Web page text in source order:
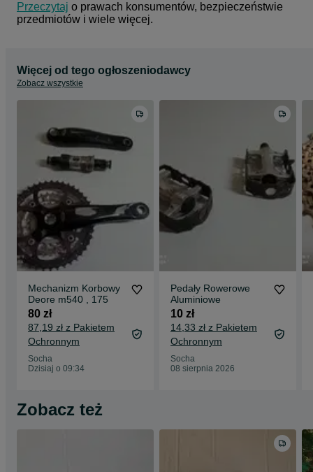
Przeczytaj o prawach konsumentów, bezpieczeństwie
przedmiotów i wiele więcej.
Więcej od tego ogłoszeniodawcy
Zobacz wszystkie
Mechanizm Korbowy
Deore m540 , 175
80 zł
87,19 zł z Pakietem
Ochronnym
Socha
Dzisiaj o 09:34
Pedały Rowerowe
Aluminiowe
10 zł
14,33 zł z Pakietem
Ochronnym
Socha
08 sierpnia 2026
Zobacz też